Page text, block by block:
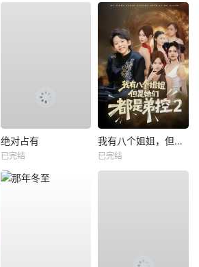
绝对占有
已完结
我有八个姐姐，但是他们都是弟控2
已完结